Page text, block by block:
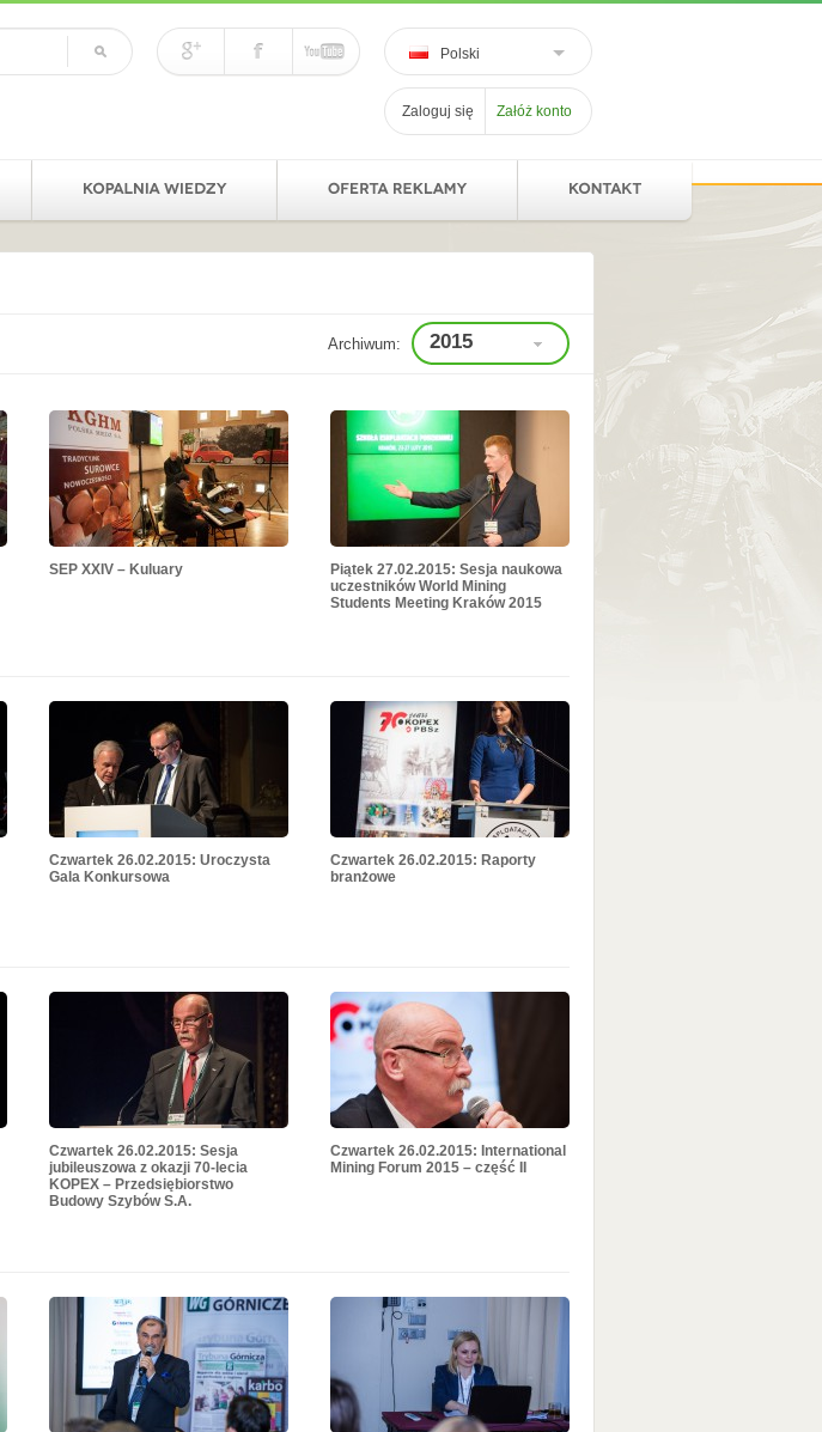
Polski
Zaloguj się Załóż konto
Archiwum: 2015
SEP XXIV – Kuluary
Piątek 27.02.2015: Sesja naukowa
uczestników World Mining
Students Meeting Kraków 2015
Czwartek 26.02.2015: Uroczysta
Gala Konkursowa
Czwartek 26.02.2015: Raporty
branżowe
Czwartek 26.02.2015: Sesja
jubileuszowa z okazji 70-lecia
KOPEX – Przedsiębiorstwo
Budowy Szybów S.A.
Czwartek 26.02.2015: International
Mining Forum 2015 – część II